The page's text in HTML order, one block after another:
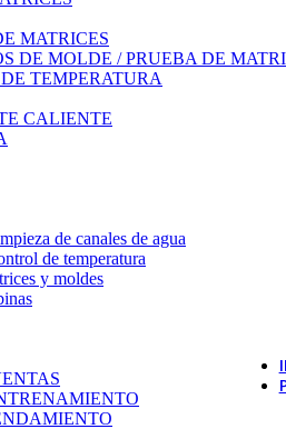
MATRICES
DE MOLDE / PRUEBA DE
TEMPERATURA
CALIENTE
de canales de agua
de temperatura
y moldes